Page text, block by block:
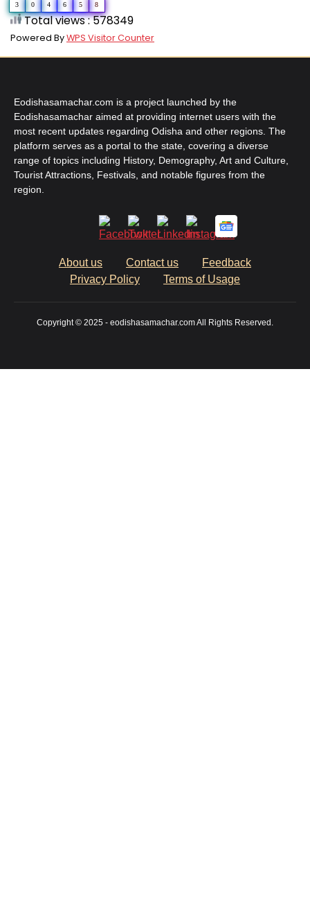
3 0 4 6 5 8
Total views : 578349
Powered ByWPS Visitor Counter
Eodishasamachar.com is a project launched by the
Eodishasamachar aimed at providing internet users with the
most recent updates regarding Odisha and other regions. The
platform serves as a portal to the state, covering a diverse
range of topics including History, Demography, Art and Culture,
Tourist Attractions, Festivals, and notable figures from the
region.
About us Contact us
Feedback
Privacy Policy
Terms of Usage
Copyright © 2025 - eodishasamachar.com All Rights Reserved.